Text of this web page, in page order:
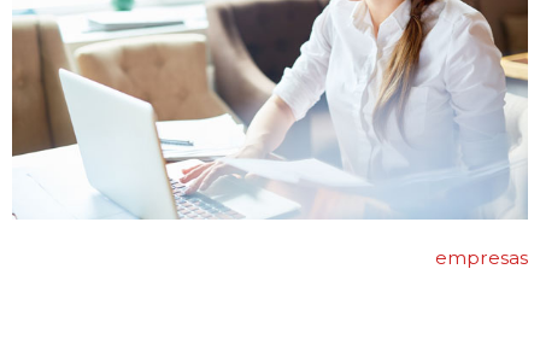
empresas
Blog
Contacto